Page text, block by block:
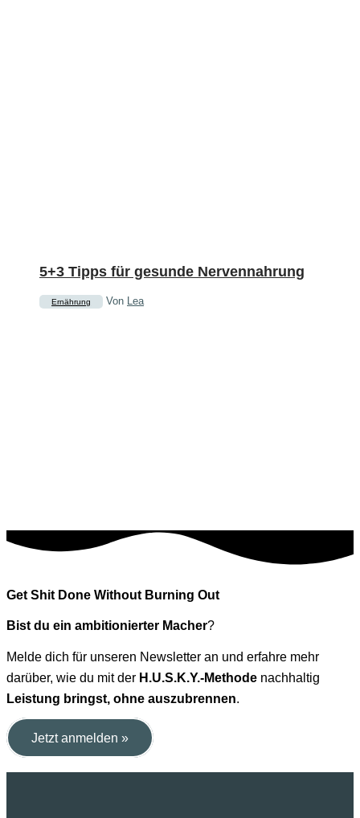
5+3 Tipps für gesunde Nervennahrung
Ernährung Von Lea
Get Shit Done Without Burning Out
Bist du ein ambitionierter Macher?
Melde dich für unseren Newsletter an und erfahre mehr
darüber, wie du mit der H.U.S.K.Y.-Methode nachhaltig
Leistung bringst, ohne auszubrennen
Jetzt anmelden »